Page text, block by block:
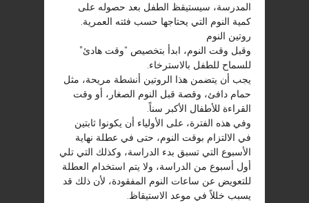
المدرسة، سيستيقظ الطفل بعد حصوله على
كمية النوم التي يحتاجها حسب فئته العمرية.
روتين النوم
وقبل وقت النوم، ابدأ بتخصيص “وقت هادئ”
للسماح للطفل بالاسترخاء.
يجب أن يتضمن هذا الروتين أنشطة مريحة، مثل
حمام دافئ، وقصة قبل النوم الصغار، أو وقت
القراءة للأطفال الأكبر سناً.
وفي هذه الفترة، على الأولياء أن يكونوا ثابتين
في الالتزام بوقت النوم، حتى في عطلة نهاية
الأسبوع التي تسبق بدء الدراسة، وكذلك التي تلي
أول أسبوع من الدراسة، ولا يتم استخدام العطلة
للتعويض عن ساعات النوم المفقودة، لأن ذلك قد
يسبب خللاً في موعد الاستيقاظ.